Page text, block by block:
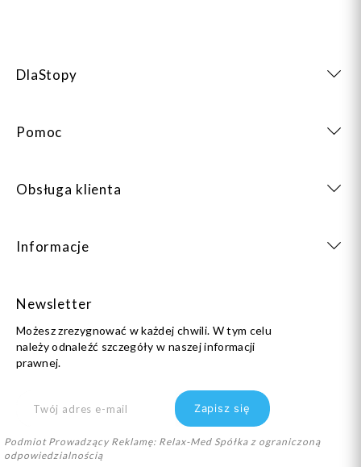
DlaStopy
Pomoc
Obsługa klienta
Informacje
Newsletter
Możesz zrezygnować w każdej chwili. W tym celu
należy odnaleźć szczegóły w naszej informacji
prawnej.
Podmiot Prowadzący Reklamę: Relax-Med Spółka z ograniczoną
odpowiedzialnością